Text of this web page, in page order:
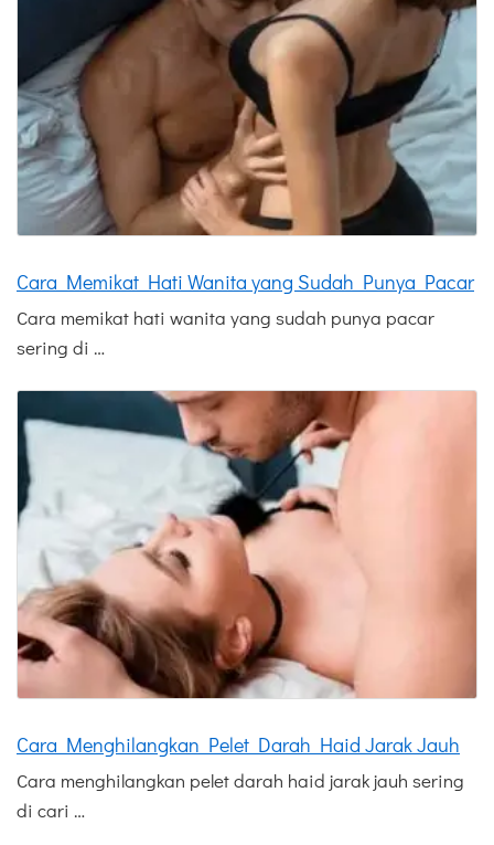
Cara Memikat Hati Wanita yang Sudah Punya Pacar
Cara memikat hati wanita yang sudah punya pacar
sering di …
Cara Menghilangkan Pelet Darah Haid Jarak Jauh
Cara menghilangkan pelet darah haid jarak jauh sering
di cari …